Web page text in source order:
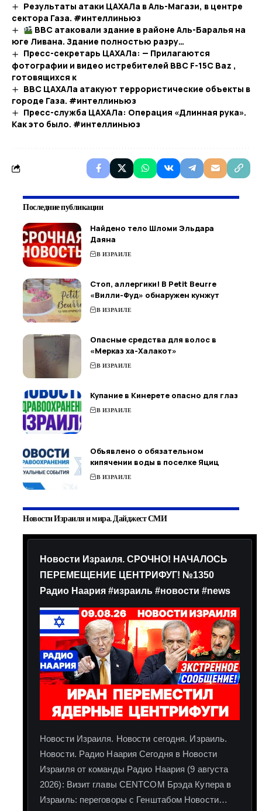
Результаты атаки ЦАХАЛа в Аль-Магази, в центре
сектора Газа. #интеллиньюз
ВВС атаковали здание в районе Аль-Баралья на
юге Ливана. Здание полностью разру…​
Пресс-секретарь ЦАХАЛа: — Прилагаются
фотографии и видео истребителей ВВС F-15C Baz ,
готовящихся к
ВВС ЦАХАЛа атакуют террористические объекты в
городе Газа. #интеллиньюз
Пресс-служба ЦАХАЛа: Операция «Длинная рука».
Как это было. #интеллиньюз
Последние публикации
Найдено тело Шломи Эльдара
Даяна
В ИЗРАИЛЕ
Стоп, аллергики! В Petit Beurre
«Вилли-Фуд» обнаружен кунжут
В ИЗРАИЛЕ
Опасные средства для волос в
«Мерказ ха-Халакот»
В ИЗРАИЛЕ
Купание в Кинерете опасно для глаз
В ИЗРАИЛЕ
Объявлено о обязательном
кипячении воды в поселке Яциц
В ИЗРАИЛЕ
Новости Израиля и мира. Дайджест СМИ